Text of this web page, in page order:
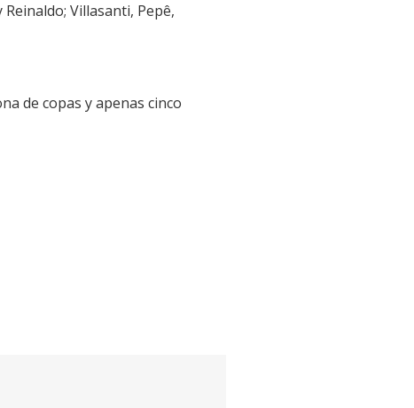
Villasanti, Pepê,
de copas y apenas cinco